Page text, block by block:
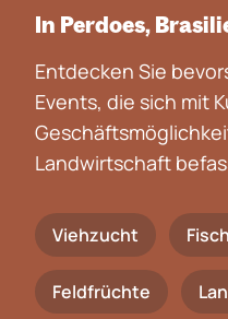
In Perdoes,
Entdecken Sie
Events, die sich mit
Landwirtschaft
Viehzucht
Feldfrüchte